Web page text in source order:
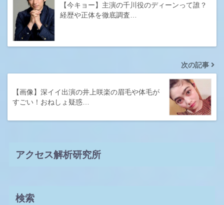
【今キョー】主演の千川役のディーンって誰？
経歴や正体を徹底調査…
次の記事
【画像】深イイ出演の井上咲楽の眉毛や体毛が
すごい！おねしょ疑惑…
アクセス解析研究所
検索